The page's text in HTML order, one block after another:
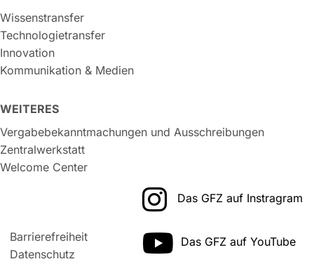
Wissenstransfer
Technologietransfer
Innovation
Kommunikation & Medien
WEITERES
Vergabebekanntmachungen und Ausschreibungen
Zentralwerkstatt
Welcome Center
Barrierefreiheit
Datenschutz
Das GFZ auf Instragram
Das GFZ auf YouTube